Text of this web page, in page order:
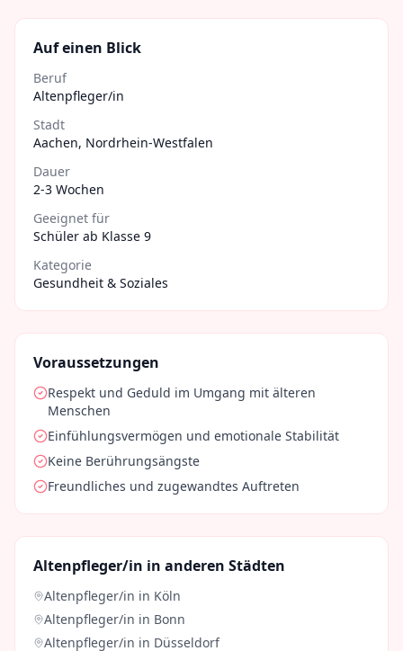
Auf einen Blick
Beruf
Altenpfleger/in
Stadt
Aachen, Nordrhein-Westfalen
Dauer
2-3 Wochen
Geeignet für
Schüler ab Klasse 9
Kategorie
Gesundheit & Soziales
Voraussetzungen
Respekt und Geduld im Umgang mit älteren
Menschen
Einfühlungsvermögen und emotionale Stabilität
Keine Berührungsängste
Freundliches und zugewandtes Auftreten
Altenpfleger/in in anderen Städten
Altenpfleger/in in Köln
Altenpfleger/in in Bonn
Altenpfleger/in in Düsseldorf